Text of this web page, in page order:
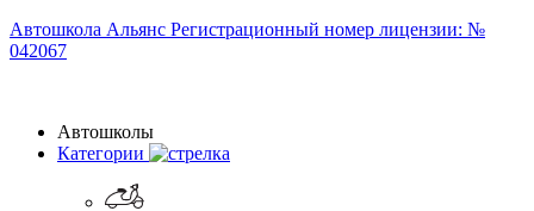
Автошкола Альянс Регистрационный номер лицензии: №
042067
Автошколы
Категории